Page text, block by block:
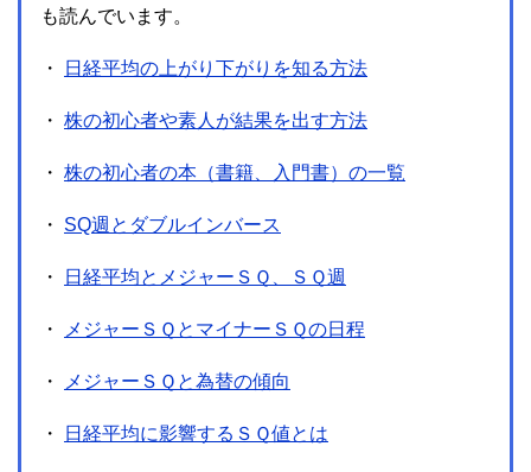
も読んでいます。
・ 日経平均の上がり下がりを知る方法
・ 株の初心者や素人が結果を出す方法
・ 株の初心者の本（書籍、入門書）の一覧
・ SQ週とダブルインバース
・ 日経平均とメジャーＳＱ、ＳＱ週
・ メジャーＳＱとマイナーＳＱの日程
・ メジャーＳＱと為替の傾向
・ 日経平均に影響するＳＱ値とは